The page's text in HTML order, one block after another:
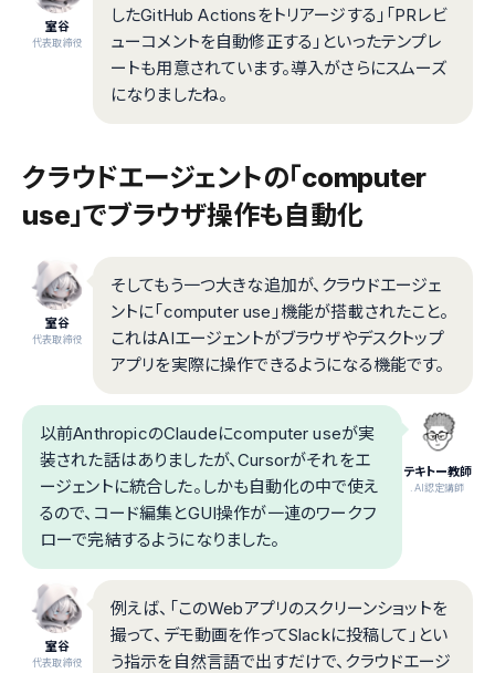
室谷
代表取締役
したGitHub Actionsをトリアージする」「PRレビ
ューコメントを自動修正する」といったテンプレ
ートも用意されています。導入がさらにスムーズ
になりましたね。
クラウドエージェントの「computer
use」でブラウザ操作も自動化
室谷
代表取締役
そしてもう一つ大きな追加が、クラウドエージェ
ントに「computer use」機能が搭載されたこと。
これはAIエージェントがブラウザやデスクトップ
アプリを実際に操作できるようになる機能です。
テキトー教師
.AI認定講師
以前AnthropicのClaudeにcomputer useが実
装された話はありましたが、Cursorがそれをエ
ージェントに統合した。しかも自動化の中で使え
るので、コード編集とGUI操作が一連のワークフ
ローで完結するようになりました。
室谷
代表取締役
例えば、「このWebアプリのスクリーンショットを
撮って、デモ動画を作ってSlackに投稿して」とい
う指示を自然言語で出すだけで、クラウドエージ